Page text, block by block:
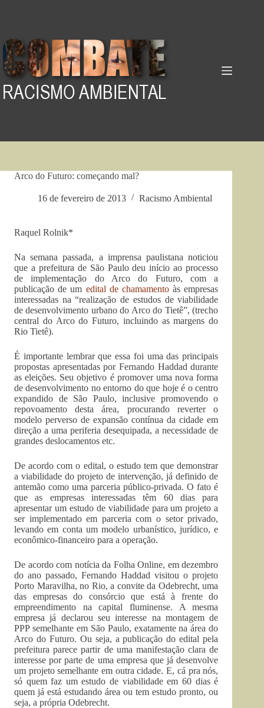
Arco do Futuro: começando mal?
16 de fevereiro de 2013 Racismo Ambiental
Raquel Rolnik*
Na semana passada, a imprensa paulistana noticiou
que a prefeitura de São Paulo deu início ao processo
de implementação do Arco do Futuro, com a
publicação de um edital de chamamentoàs empresas
interessadas na “realização de estudos de viabilidade
de desenvolvimento urbano do Arco do Tietê”, (trecho
central do Arco do Futuro, incluindo as margens do
Rio Tietê).
É importante lembrar que essa foi uma das principais
propostas apresentadas por Fernando Haddad durante
as eleições. Seu objetivo é promover uma nova forma
de desenvolvimento no entorno do que hoje é o centro
expandido de São Paulo, inclusive promovendo o
repovoamento desta área, procurando reverter o
modelo perverso de expansão contínua da cidade em
direção a uma periferia desequipada, a necessidade de
grandes deslocamentos etc.
De acordo com o edital, o estudo tem que demonstrar
a viabilidade do projeto de intervenção, já definido de
antemão como uma parceria público-privada. O fato é
que as empresas interessadas têm 60 dias para
apresentar um estudo de viabilidade para um projeto a
ser implementado em parceria com o setor privado,
levando em conta um modelo urbanístico, jurídico, e
econômico-financeiro para a operação.
De acordo com notícia da Folha Online, em dezembro
do ano passado, Fernando Haddad visitou o projeto
Porto Maravilha, no Rio, a convite da Odebrecht, uma
das empresas do consórcio que está à frente do
empreendimento na capital fluminense. A mesma
empresa já declarou seu interesse na montagem de
PPP semelhante em São Paulo, exatamente na área do
Arco do Futuro. Ou seja, a publicação do edital pela
prefeitura parece partir de uma manifestação clara de
interesse por parte de uma empresa que já desenvolve
um projeto semelhante em outra cidade. E, cá pra nós,
só quem faz um estudo de viabilidade em 60 dias é
quem já está estudando área ou tem estudo pronto, ou
seja, a própria Odebrecht.